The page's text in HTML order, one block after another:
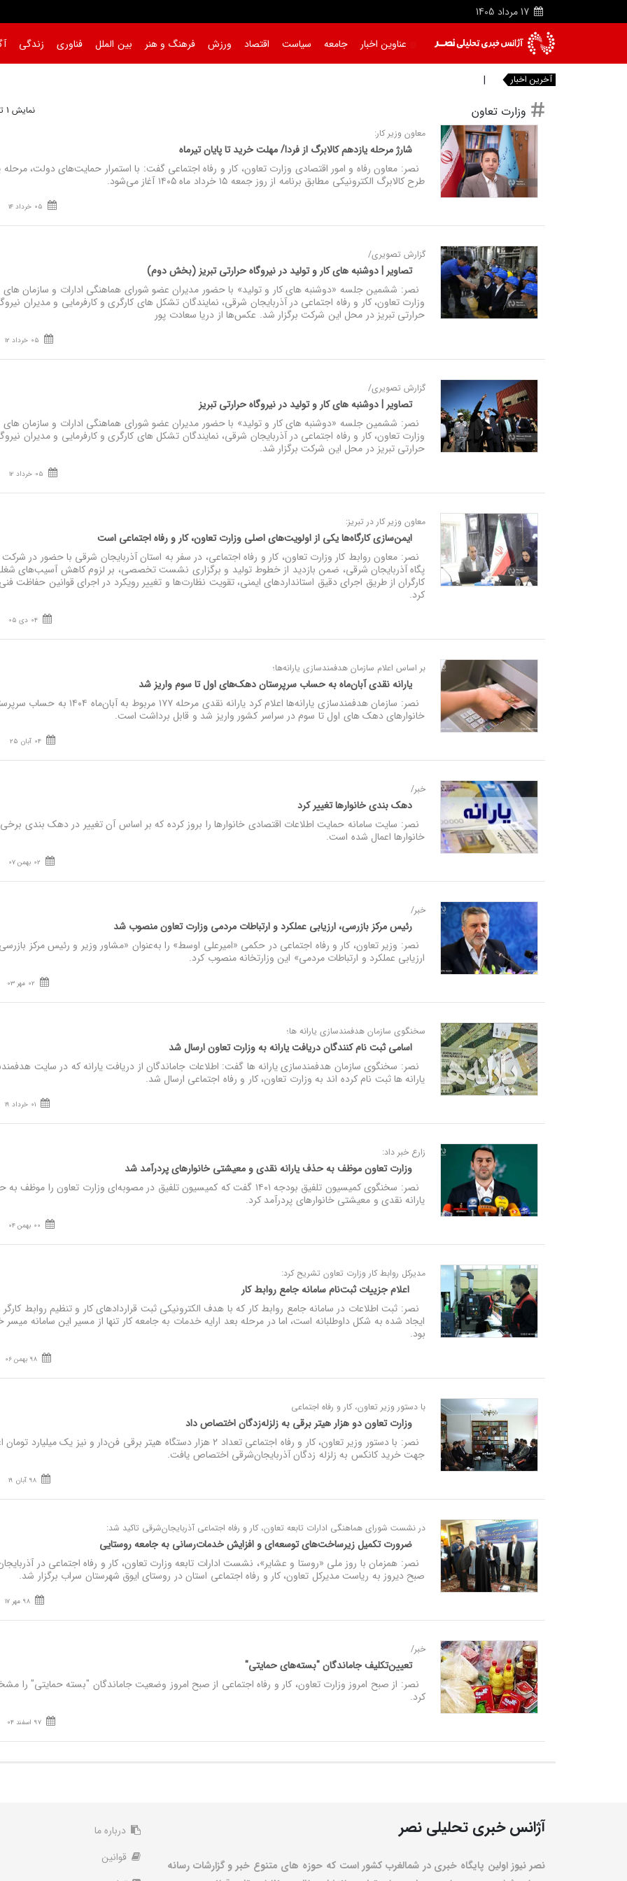
17 مرداد 1405
عناوین اخبار جامعه سیاست اقتصاد ورزش فرهنگ و هنر بین الملل فناوری زندگی
آخرین اخبار خبرنگ
وزارت تعاون
نمایش 1 تا 13 از 13
معاون وزیر کار:
شارژ مرحله یازدهم کالابرگ از فردا/ مهلت خرید تا پایان تیرماه
نصر: معاون رفاه و امور اقتصادی وزارت تعاون، کار و رفاه اجتماعی گفت: با استمرار حمایت‌های دولت، مرحله
طرح کالابرگ الکترونیکی مطابق برنامه از روز جمعه ۱۵ خرداد ماه ۱۴۰۵ آغاز می‌شود.
05 خرداد 14
گزارش تصویری/
تصاویر | دوشنبه‌ های کار و تولید در نیروگاه حرارتی تبریز (بخش دوم)
نصر: ششمین جلسه «دوشنبه‌ های کار و تولید» با حضور مدیران عضو شورای هماهنگی ادارات و سازمان‌ های
وزارت تعاون، کار و رفاه اجتماعی در آذربایجان شرقی، نمایندگان تشکل‌ های کارگری و کارفرمایی و مدیران
حرارتی تبریز در محل این شرکت‌ برگزار شد. عکس‌ها از دریا سعادت پور
05 خرداد 12
گزارش تصویری/
تصاویر | دوشنبه‌ های کار و تولید در نیروگاه حرارتی تبریز
نصر: ششمین جلسه «دوشنبه‌ های کار و تولید» با حضور مدیران عضو شورای هماهنگی ادارات و سازمان‌ های
وزارت تعاون، کار و رفاه اجتماعی در آذربایجان شرقی، نمایندگان تشکل‌ های کارگری و کارفرمایی و مدیران
حرارتی تبریز در محل این شرکت‌ برگزار شد.
05 خرداد 12
معاون وزیر کار در تبریز:
ایمن‌سازی کارگاه‌ها یکی از اولویت‌های اصلی وزارت تعاون، کار و رفاه اجتماعی است
نصر: معاون روابط کار وزارت تعاون، کار و رفاه اجتماعی، در سفر به استان آذربایجان شرقی با حضور در
پگاه آذربایجان شرقی، ضمن بازدید از خطوط تولید و برگزاری نشست تخصصی، بر لزوم کاهش آسیب‌های
کارگران از طریق اجرای دقیق استانداردهای ایمنی، تقویت نظارت‌ها و تغییر رویکرد در اجرای قوانین حفاظت
کرد.
04 دی 05
بر اساس اعلام سازمان هدفمندسازی یارانه‌ها؛
یارانه نقدی آبان‌ماه به حساب سرپرستان دهک‌های اول تا سوم واریز شد
نصر: سازمان هدفمندسازی یارانه‌ها اعلام کرد یارانه نقدی مرحله ۱۷۷ مربوط به آبان‌ماه
خانوارهای دهک های اول تا سوم در سراسر کشور واریز شد و قابل برداشت است.
04 آبان 25
خبر/
دهک بندی خانوارها تغییر کرد
نصر: سایت سامانه حمایت اطلاعات اقتصادی خانوارها را بروز کرده که بر اساس آن تغییر در دهک بندی برخی
خانوارها اعمال شده است.
02 بهمن 07
خبر/
رئیس مرکز بازرسی، ارزیابی عملکرد و ارتباطات مردمی وزارت تعاون منصوب شد
نصر: وزیر تعاون، کار و رفاه اجتماعی در حکمی «امیرعلی اوسط» را به‌عنوان «مشاور وزیر و رئیس مرکز
ارزیابی عملکرد و ارتباطات مردمی» این وزارتخانه منصوب کرد.
02 مهر 03
سخنگوی سازمان هدفمندسازی یارانه ها؛
اسامی ثبت نام کنندگان دریافت یارانه به وزارت تعاون ارسال شد
نصر: سخنگوی سازمان هدفمندسازی یارانه ها گفت: اطلاعات جاماندگان از دریافت یارانه که در سایت
یارانه ها ثبت نام کرده اند به وزارت تعاون، کار و رفاه اجتماعی ارسال شد.
01 خرداد 19
زارع خبر داد:
وزارت تعاون موظف به حذف یارانه نقدی و معیشتی خانوارهای پردرآمد شد
نصر: سخنگوی کمیسیون تلفیق بودجه ۱۴۰۱ گفت که کمیسیون تلفیق در مصوبه‌ای وزارت تعاون را موظف
یارانه نقدی و معیشتی خانوارهای پردرآمد کرد.
00 بهمن 04
مدیرکل روابط کار وزارت تعاون تشریح کرد:
اعلام جزییات ثبت‌نام سامانه جامع روابط کار
نصر: ثبت اطلاعات در سامانه جامع روابط کار که با هدف الکترونیکی ثبت قراردادهای کار و تنظیم روابط کارگر
ایجاد شده به شکل داوطلبانه است، اما در مرحله بعد ارایه خدمات به جامعه کار تنها از مسیر این سامانه میسر
بود.
98 بهمن 06
با دستور وزیر تعاون، کار و رفاه اجتماعی
وزارت تعاون دو هزار هیتر برقی به زلزله‌زدگان اختصاص داد
نصر: با دستور وزیر تعاون، کار و رفاه اجتماعی تعداد ۲ هزار دستگاه هیتر برقی فن‌دار و نیز یک میلیارد
جهت خرید کانکس به زلزله زدگان آذربایجان‌شرقی اختصاص یافت.
98 آبان 19
در نشست شورای هماهنگی ادارات تابعه تعاون، کار و رفاه اجتماعی آذربایجان‌شرقی تاکید شد:
ضرورت تکمیل زیرساخت‌های توسعه‌ای و افزایش خدمات‌رسانی به جامعه روستایی
نصر: همزمان با روز ملی «روستا و عشایر»، نشست ادارات تابعه وزارت تعاون، کار و رفاه اجتماعی در
صبح دیروز به ریاست مدیرکل تعاون، کار و رفاه اجتماعی استان در روستای ایوق شهرستان سراب برگزار شد.
98 مهر 17
خبر/
تعیین‌تکلیف جاماندگان "بسته‌های حمایتی"
نصر: از صبح امروز وزارت تعاون، کار و رفاه اجتماعی از صبح امروز وضعیت جاماندگان "بسته حمایتی" را
کرد.
97 اسفند 04
آژانس خبری تحلیلی نصر
نصر نیوز اولین پایگاه خبری در شمالغرب کشور است که حوزه های متنوع خبر و گزارشات رسانه
درباره ما
قوانین